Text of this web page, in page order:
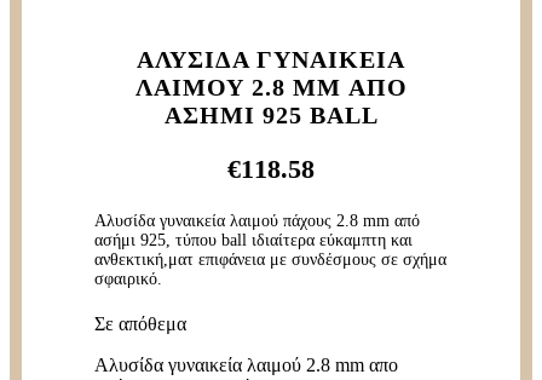
ΑΛΥΣΊΔΑ ΓΥΝΑΙΚΕΊΑ
ΛΑΙΜΟΎ 2.8 MM ΑΠΟ
ΑΣΉΜΙ 925 BALL
€118.58
Αλυσίδα γυναικεία λαιμού πάχους 2.8 mm από
ασήμι 925, τύπου ball ιδιαίτερα εύκαμπτη και
ανθεκτική,ματ επιφάνεια με συνδέσμους σε σχήμα
σφαιρικό.
Σε απόθεμα
Αλυσίδα γυναικεία λαιμού 2.8 mm απο